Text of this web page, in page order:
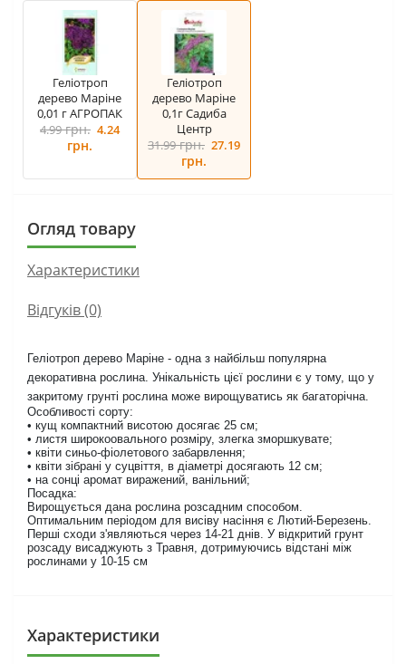
Геліотроп
дерево Маріне
0,01 г АГРОПАК
4.99грн. 4.24
грн.
Геліотроп
дерево Маріне
0,1г Садиба
Центр
31.99грн. 27.19
грн.
Огляд товару
Характеристики
Відгуків (0)
Геліотроп дерево Маріне - одна з найбільш популярна
декоративна рослина. Унікальність цієї рослини є у тому, що у
закритому грунті рослина може вирощуватись як багаторічна.
Особливості сорту:
• кущ компактний висотою досягає 25 см;
• листя широкоовального розміру, злегка зморшкувате;
• квіти синьо-фіолетового забарвлення;
• квіти зібрані у суцвіття, в діаметрі досягають 12 см;
• на сонці аромат виражений, ванільний;
Посадка:
Вирощується дана рослина розсадним способом.
Оптимальним періодом для висіву насіння є Лютий-Березень.
Перші сходи з'являються через 14-21 днів. У відкритий грунт
розсаду висаджують з Травня, дотримуючись відстані між
рослинами у 10-15 см
Характеристики